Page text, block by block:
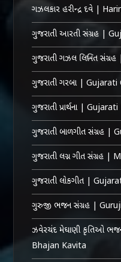
ગઝલકાર હરીન્દ્ર દવે |
ગુજરાતી આરતી સંગ્રહ |
ગુજરાતી ગઝલ લિખિત
ગુજરાતી ગરબા | Gujarati
ગુજરાતી પ્રાર્થના |
ગુજરાતી બાળગીત સંગ્રહ |
ગુજરાતી લગ્ન ગીત સંગ્રહ |
ગુજરાતી લોકગીત |
ગુરુજી ભજન સંગ્રહ |
ઝવેરચંદ મેઘાણી કૃતિઓ
Bhajan Kavita